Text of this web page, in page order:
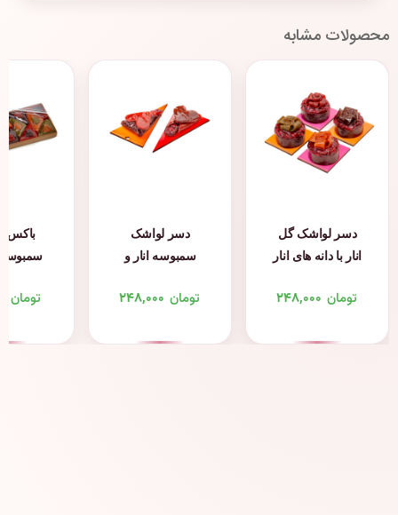
محصولات مشابه
دسر لواشک گل
انار با دانه های انار
۲۴۸,۰۰۰ تومان
دسر لواشک
سمبوسه انار و
۲۴۸,۰۰۰ تومان
باکس
تومان